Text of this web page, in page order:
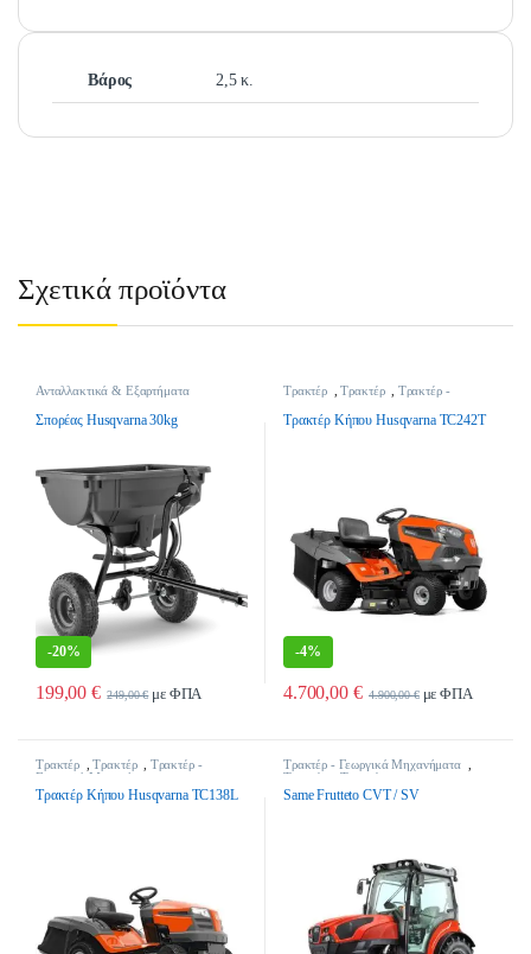
Βάρος 2,5 κ.
Σχετικά προϊόντα
Ανταλλακτικά & Εξαρτήματα
Χλοοκοπτικά Κήπου ,Τρακτέρ -
Γεωργικά Μηχανήματα
Σπορέας Husqvarna 30kg
-20%
199,00€ 249,00€με ΦΠΑ
Τρακτέρ ,Τρακτέρ
Τρακτέρ -
Τρακτέρ Κήπου Husqvarna TC242T
-4%
4.700,00 € 4.900,00€με ΦΠΑ
Τρακτέρ ,Τρακτέρ , Τρακτέρ -
Γεωργικά Μηχανήματα
Τρακτέρ Κήπου Husqvarna TC138L
Τρακτέρ - Γεωργικά Μηχανήματα ,
Τρακτέρ
,Τρακτέρ
Same Frutteto CVT / SV